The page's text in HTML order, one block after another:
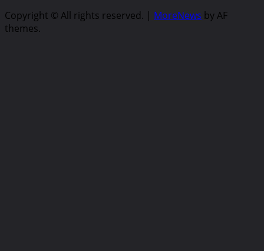
Copyright © All rights reserved. | MoreNews by AF
themes.